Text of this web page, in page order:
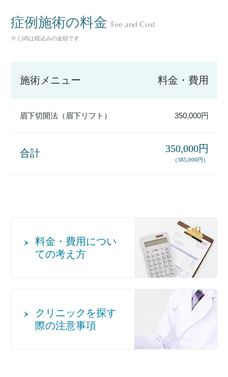
症例施術の料金 Fee and Cost
※ ( )内は税込みの金額です
施術メニュー 料金・費用
眉下切開法（眉下リフト） 350,000円
合計 350,000円
（385,000円）
料金・費用につい
ての考え方
クリニックを探す
際の注意事項